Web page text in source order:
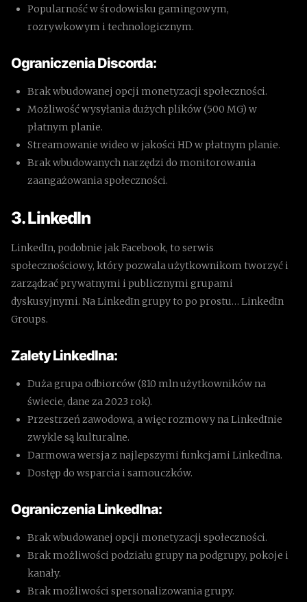
Popularność w środowisku gamingowym,
rozrywkowym i technologicznym.
Ograniczenia Discorda:
Brak wbudowanej opcji monetyzacji społeczności.
Możliwość wysyłania dużych plików (500 MG) w
płatnym planie.
Streamowanie wideo w jakości HD w płatnym planie.
Brak wbudowanych narzędzi do monitorowania
zaangażowania społeczności.
3. LinkedIn
LinkedIn, podobnie jak Facebook, to serwis
społecznościowy, który pozwala użytkownikom tworzyć i
zarządzać prywatnymi i publicznymi grupami
dyskusyjnymi. Na LinkedIn grupy to po prostu… LinkedIn
Groups.
Zalety LinkedIna:
Duża grupa odbiorców (810 mln użytkowników na
świecie, dane za 2023 rok).
Przestrzeń zawodowa, a więc rozmowy na LinkedInie
zwykle są kulturalne.
Darmowa wersja z najlepszymi funkcjami LinkedIna.
Dostęp do wsparcia i samouczków.
Ograniczenia LinkedIna:
Brak wbudowanej opcji monetyzacji społeczności.
Brak możliwości podziału grupy na podgrupy, pokoje i
kanały.
Brak możliwości spersonalizowania grupy.